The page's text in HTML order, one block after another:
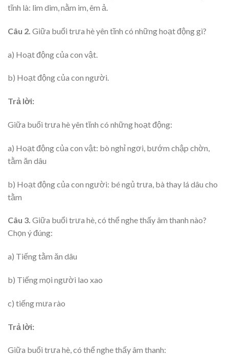
tĩnh là: lim dim, nằm im, êm ả.
Câu 2. Giữa buổi trưa hè yên tĩnh có những hoạt động gì?
a) Hoạt động của con vật.
b) Hoạt động của con người.
Trả lời:
Giữa buổi trưa hè yên tĩnh có những hoạt động:
a) Hoạt động của con vật: bò nghỉ ngơi, bướm chập chờn,
tằm ăn dâu
b) Hoạt động của con người: bé ngủ trưa, bà thay lá dâu cho
tằm
Câu 3. Giữa buổi trưa hè, có thể nghe thấy âm thanh nào?
Chọn ý đúng:
a) Tiếng tằm ăn dâu
b) Tiếng mọi người lao xao
c) tiếng mưa rào
Trả lời:
Giữa buổi trưa hè, có thể nghe thấy âm thanh: